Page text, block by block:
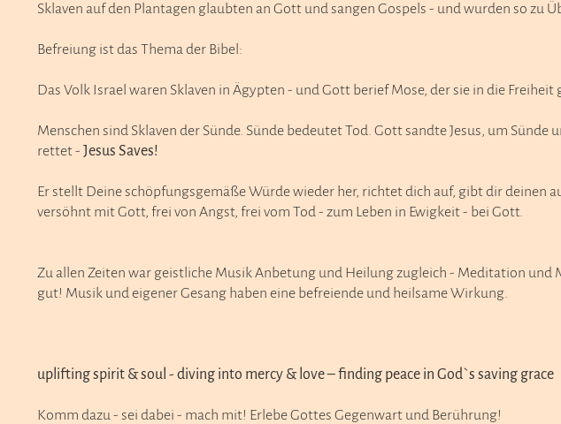
Sklaven auf den Plantagen glaubten an Gott und sangen Gospels - und wurden so
Befreiung ist das Thema der Bibel:
Das Volk Israel waren Sklaven in Ägypten - und Gott berief Mose, der sie in die Freiheit
Menschen sind Sklaven der Sünde. Sünde bedeutet Tod. Gott sandte Jesus, um
rettet - Jesus Saves!
Er stellt Deine schöpfungsgemäße Würde wieder her, richtet dich auf, gibt dir deinen
versöhnt mit Gott, frei von Angst, frei vom Tod - zum Leben in Ewigkeit - bei Gott.
Zu allen Zeiten war geistliche Musik Anbetung und Heilung zugleich - Meditation
gut! Musik und eigener Gesang haben eine befreiende und heilsame Wirkung.
uplifting spirit & soul - diving into mercy & love – finding peace in God`s saving grace
Komm dazu - sei dabei - mach mit! Erlebe Gottes Gegenwart und Berührung!